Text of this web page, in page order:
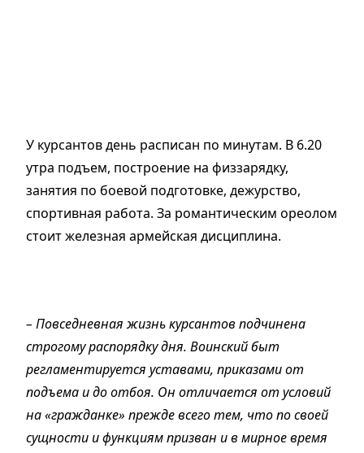
У курсантов день расписан по минутам. В 6.20
утра подъем, построение на физзарядку,
занятия по боевой подготовке, дежурство,
спортивная работа. За романтическим ореолом
стоит железная армейская дисциплина.
– Повседневная жизнь курсантов подчинена
строгому распорядку дня. Воинский быт
регламентируется уставами, приказами от
подъема и до отбоя. Он отличается от условий
на «гражданке» прежде всего тем, что по своей
сущности и функциям призван и в мирное время